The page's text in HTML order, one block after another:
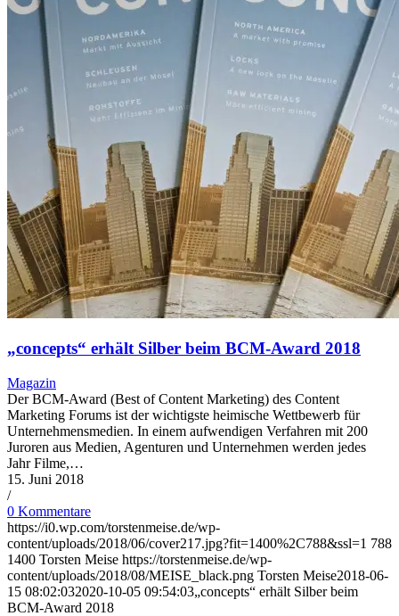
„concepts“ erhält Silber beim BCM-Award 2018
Magazin
Der BCM-Award (Best of Content Marketing) des Content
Marketing Forums ist der wichtigste heimische Wettbewerb für
Unternehmensmedien. In einem aufwendigen Verfahren mit 200
Juroren aus Medien, Agenturen und Unternehmen werden jedes
Jahr Filme,…
15. Juni 2018
/
0 Kommentare
https://i0.wp.com/torstenmeise.de/wp-
content/uploads/2018/06/cover217.jpg?fit=1400%2C788&ssl=1 788
1400 Torsten Meise https://torstenmeise.de/wp-
content/uploads/2018/08/MEISE_black.png Torsten Meise2018-06-
15 08:02:032020-10-05 09:54:03„concepts“ erhält Silber beim
BCM-Award 2018